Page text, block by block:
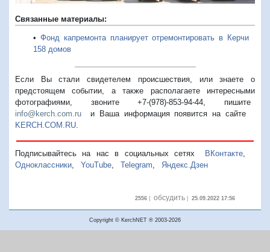
Связанные материалы:
• Фонд капремонта планирует отремонтировать в Керчи
158 домов
Если Вы стали свидетелем происшествия, или знаете о
предстоящем событии, а также располагаете интересными
фотографиями, звоните +7-(978)-853-94-44, пишите
info@kerch.com.ru и Ваша информация появится на сайте
KERCH.COM.RU.
Подписывайтесь на нас в социальных сетях ВКонтакте,
Одноклассники, YouTube, Telegram, Яндекс.Дзен
2556| обсудить| 25.09.2022 17:56
Copyright © KerchNET ® 2003-2026